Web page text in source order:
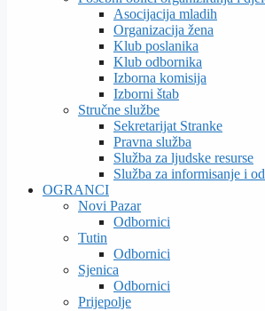
Asocijacija mladih
Organizacija žena
Klub poslanika
Klub odbornika
Izborna komisija
Izborni štab
Stručne službe
Sekretarijat Stranke
Pravna služba
Služba za ljudske resurse
Služba za informisanje i
OGRANCI
Novi Pazar
Odbornici
Tutin
Odbornici
Sjenica
Odbornici
Prijepolje